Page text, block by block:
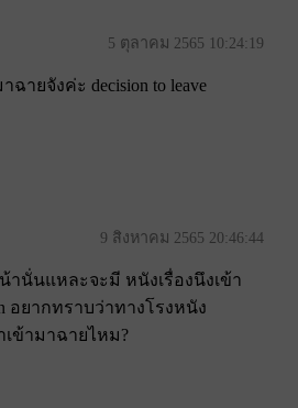
5 ตุลาคม 2565 10:24:19
ฉายจังค่ะ decision to leave
9 สิงหาคม 2565 20:46:44
านั่นแหละจะมี หนังเรื่องนึงเข้า
อยากทราบว่าทางโรงหนัง
เข้ามาฉายไหม?